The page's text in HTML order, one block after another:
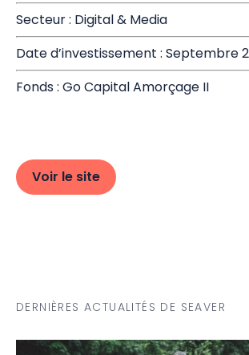
Secteur : Digital & Media
Date d’investissement : Septembre
Fonds : Go Capital Amorçage II
Voir le site
DERNIÈRES ACTUALITÉS DE SEAVER